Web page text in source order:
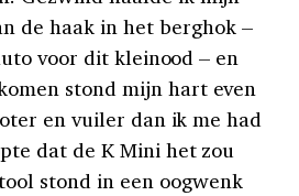
de haak in het berghok –
voor dit kleinood – en
stond mijn hart even
en vuiler dan ik me had
dat de K Mini het zou
stond in een oogwenk